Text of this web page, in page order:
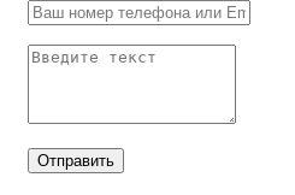
Отправить